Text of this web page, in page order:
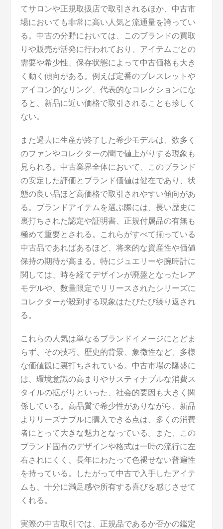
てサロンや正規取扱店で取引されるほか、中古市
場においても非常に高い人気と流通量を誇ってい
る。中古の分野においては、このブランドの買取
りや販売が活発に行われており、アイテムごとの
需要や希少性、保存状態によって中古価格も大き
く動く傾向がある。例えば定番のブレスレットや
アイコン的なリング、代表的なコレクションにな
ると、新品に近い価格で取引されることも珍しく
ない。
また過去に生産が終了した希少モデルは、数多く
のファンやコレクターの間で値上がりする現象も
見られる。中古業界全体において、このブランド
の安定した評価とブランド価値は健在であり、状
態の良い品ほど高価格で取引されやすい傾向があ
る。ブランドアイテムを選ぶ際には、長い歴史に
裏打ちされた認定や証明書、正規付属品の有無も
極めて重要とされる。これらがすべて揃っている
中古品であればあるほど、将来的な資産性や価値
保持の期待が高まる。特にジュエリーや腕時計に
関しては、時を経てデザインが廃盤となったレア
モデルや、数量限定でリリースされたシリーズに
コレクターが殺到する現象はたびたび繰り返され
る。
これらの人気は単なるブランドイメージにとどま
らず、その技巧、歴史的背景、象徴性など、多様
な価値観に裏打ちされている。中古市場の隆盛に
は、環境意識の高まりやサスティナブルな消費ス
タイルの拡がりといった、社会的要因も大きく関
係している。高品質で希少性がありながら、新品
よりリーズナブルに購入できる点は、多くの消費
者にとって大きな魅力となっている。また、この
ブランド固有のデザインや格式は一時の流行に左
右されにくく、長年にわたって色褪せない普遍性
を持っている。したがって中古で入手したアイテ
ムも、十分に満足感や所有する喜びを感じさせて
くれる。
実際の中古取引では、正規品であるか否かの鑑定